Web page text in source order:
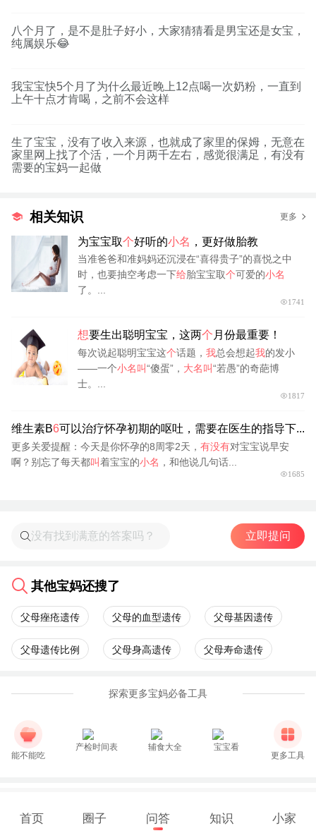
八个月了，是不是肚子好小，大家猜猜看是男宝还是女宝，
纯属娱乐😂
我宝宝快5个月了为什么最近晚上12点喝一次奶粉，一直到
上午十点才肯喝，之前不会这样
生了宝宝，没有了收入来源，也就成了家里的保姆，无意在
家里网上找了个活，一个月两千左右，感觉很满足，有没有
需要的宝妈一起做
相关知识 更多
为宝宝取个好听的小名 ，更好做胎教
当准爸爸和准妈妈还沉浸在“喜得贵子”的喜悦之中
时，也要抽空考虑一下给胎宝宝取个可爱的小名
了。...
1741
想要生出聪明宝宝，这两个月份最重要！
每次说起聪明宝宝这个话题， 我总会想起我的发小
——一个小名叫“傻蛋”， 大名叫“若愚”的奇葩博
士。...
1817
维生素B6可以治疗怀孕初期的呕吐，需要在医生的指导下...
更多关爱提醒：今天是你怀孕的8周零2天， 有没有对宝宝说早安
啊？别忘了每天都叫着宝宝的小名 ，和他说几句话...
1685
立即提问
其他宝妈还搜了
父母痤疮遗传 父母的血型遗传 父母基因遗传
父母遗传比例 父母身高遗传 父母寿命遗传
探索更多宝妈必备工具
能不能吃
产检时间表 辅食大全
宝宝看
更多工具
首页 圈子 问答 知识 小家